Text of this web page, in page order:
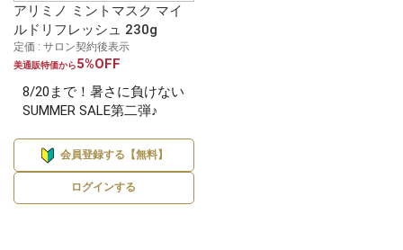
アリミノ ミントマスク マイ
ルドリフレッシュ 230g
定価 : サロン契約後表示
美通販特価から5%OFF
8/20まで！暑さに負けない
SUMMER SALE第二弾♪
会員登録する【無料】
ログインする